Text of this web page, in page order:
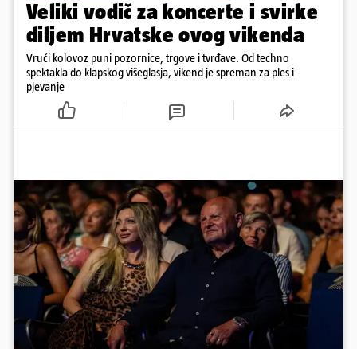
Veliki vodič za koncerte i svirke
diljem Hrvatske ovog vikenda
Vrući kolovoz puni pozornice, trgove i tvrđave. Od techno
spektakla do klapskog višeglasja, vikend je spreman za ples i
pjevanje